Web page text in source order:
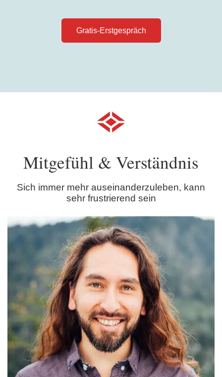
Gratis-Erstgespräch
Mitgefühl & Verständnis
Sich immer mehr auseinanderzuleben, kann
sehr frustrierend sein